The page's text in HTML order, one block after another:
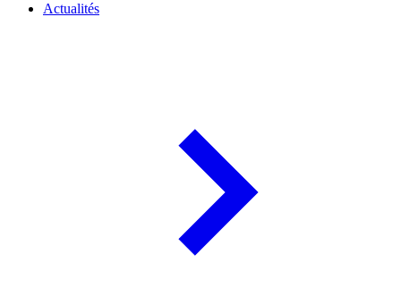
Actualités